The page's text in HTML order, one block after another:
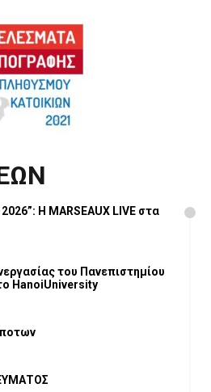
Η MARSEAUX LIVE στα
του Πανεπιστημίου
HanoiUniversity